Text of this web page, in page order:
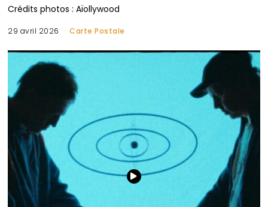
Crédits photos : Aïollywood
29 avril 2026 Carte Postale